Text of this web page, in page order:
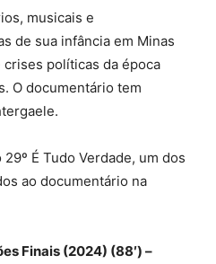
musicais e
de sua infância em Minas
políticas da época
O documentário tem
É Tudo Verdade, um dos
ao documentário na
Finais (2024) (88′) –